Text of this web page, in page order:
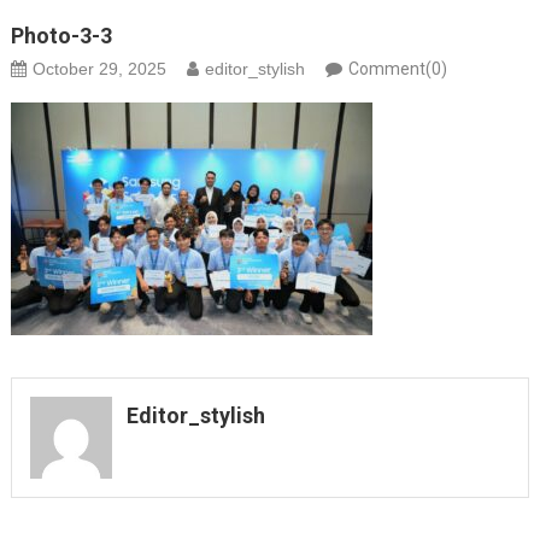
Photo-3-3
October 29, 2025 editor_stylish Comment(0)
Editor_stylish